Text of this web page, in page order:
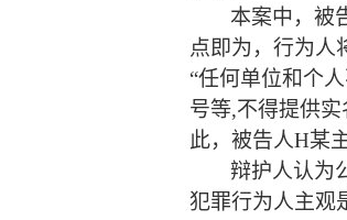
本案中， 被
点即为， 行为人
“任何单位和个
号等,不得提供
此， 被告人H某
辩护人认为
犯罪行为人主观